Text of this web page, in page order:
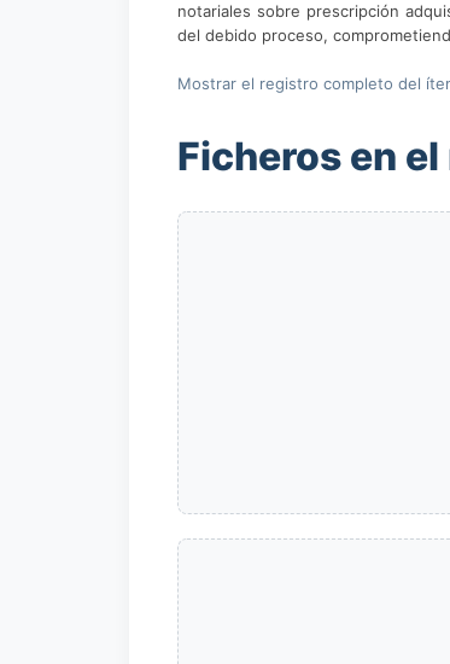
notariales sobre prescripción
del debido proceso,
Mostrar el registro completo del
Ficheros en